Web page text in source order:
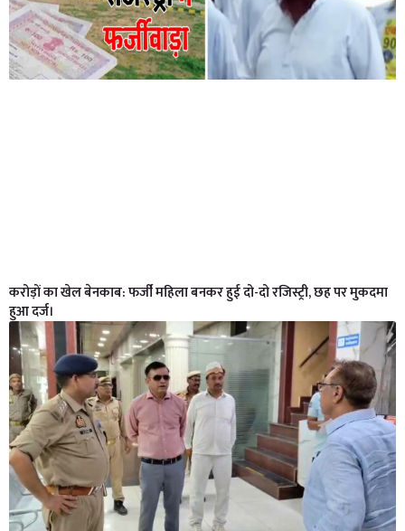
करोड़ों का खेल बेनकाब: फर्जी महिला बनकर हुई दो-दो रजिस्ट्री, छह पर मुकदमा
हुआ दर्ज।